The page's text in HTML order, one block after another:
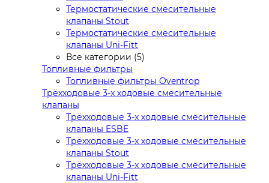
Термостатические смесительные
клапаны Stout
Термостатические смесительные
клапаны Uni-Fitt
Все категории (5)
Топливные фильтры
Топливные фильтры Oventrop
Трёхходовые 3-х ходовые смесительные
клапаны
Трёхходовые 3-х ходовые смесительные
клапаны ESBE
Трёхходовые 3-х ходовые смесительные
клапаны Stout
Трёхходовые 3-х ходовые смесительные
клапаны Uni-Fitt